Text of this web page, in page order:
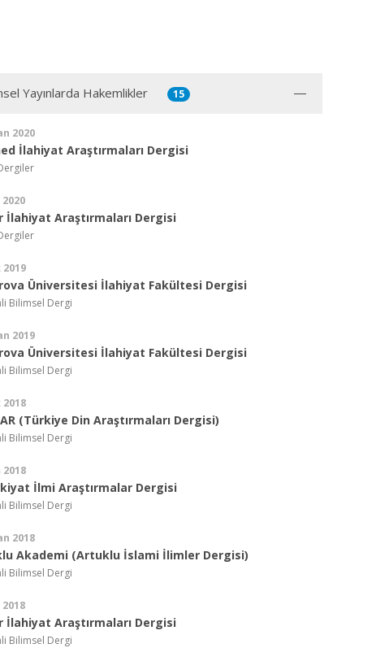
Yayınlarda Hakemlikler 15
2020
İlahiyat Araştırmaları Dergisi
2020
İlahiyat Araştırmaları Dergisi
Üniversitesi İlahiyat Fakültesi Dergisi
Bilimsel Dergi
2019
Üniversitesi İlahiyat Fakültesi Dergisi
Bilimsel Dergi
(Türkiye Din Araştırmaları Dergisi)
Bilimsel Dergi
2018
İlmi Araştırmalar Dergisi
Bilimsel Dergi
2018
Akademi (Artuklu İslami İlimler Dergisi)
Bilimsel Dergi
2018
İlahiyat Araştırmaları Dergisi
Bilimsel Dergi